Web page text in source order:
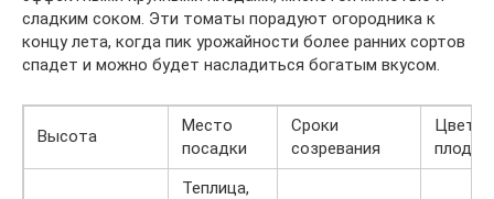
сладким соком. Эти томаты порадуют огородника к
концу лета, когда пик урожайности более ранних сортов
спадет и можно будет насладиться богатым вкусом.
Высота
Место
посадки
Сроки
созревания
Цвет
плодов
Теплица,